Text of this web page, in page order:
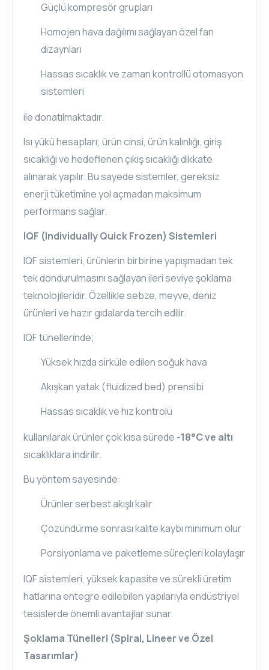
Güçlü kompresör grupları
Homojen hava dağılımı sağlayan özel fan
dizaynları
Hassas sıcaklık ve zaman kontrollü otomasyon
sistemleri
ile donatılmaktadır.
Isı yükü hesapları; ürün cinsi, ürün kalınlığı, giriş
sıcaklığı ve hedeflenen çıkış sıcaklığı dikkate
alınarak yapılır. Bu sayede sistemler, gereksiz
enerji tüketimine yol açmadan maksimum
performans sağlar.
IQF (Individually Quick Frozen) Sistemleri
IQF sistemleri, ürünlerin birbirine yapışmadan tek
tek dondurulmasını sağlayan ileri seviye şoklama
teknolojileridir. Özellikle sebze, meyve, deniz
ürünleri ve hazır gıdalarda tercih edilir.
IQF tünellerinde;
Yüksek hızda sirküle edilen soğuk hava
Akışkan yatak (fluidized bed) prensibi
Hassas sıcaklık ve hız kontrolü
kullanılarak ürünler çok kısa sürede -18°C ve altı
sıcaklıklara indirilir.
Bu yöntem sayesinde:
Ürünler serbest akışlı kalır
Çözündürme sonrası kalite kaybı minimum olur
Porsiyonlama ve paketleme süreçleri kolaylaşır
IQF sistemleri, yüksek kapasite ve sürekli üretim
hatlarına entegre edilebilen yapılarıyla endüstriyel
tesislerde önemli avantajlar sunar.
Şoklama Tünelleri (Spiral, Lineer ve Özel
Tasarımlar)